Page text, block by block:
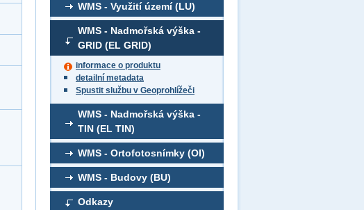
WMS - Využití území (LU)
WMS - Nadmořská výška -
GRID (EL GRID)
informace o produktu
detailní metadata
Spustit službu v Geoprohlížeči
WMS - Nadmořská výška -
TIN (EL TIN)
WMS - Ortofotosnímky (OI)
WMS - Budovy (BU)
Odkazy